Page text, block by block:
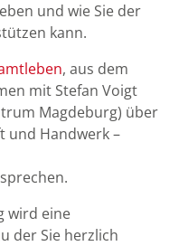
und wie Sie der
kann.
, aus dem
mit Stefan Voigt
Magdeburg) über
und Handwerk –
wird eine
der Sie herzlich